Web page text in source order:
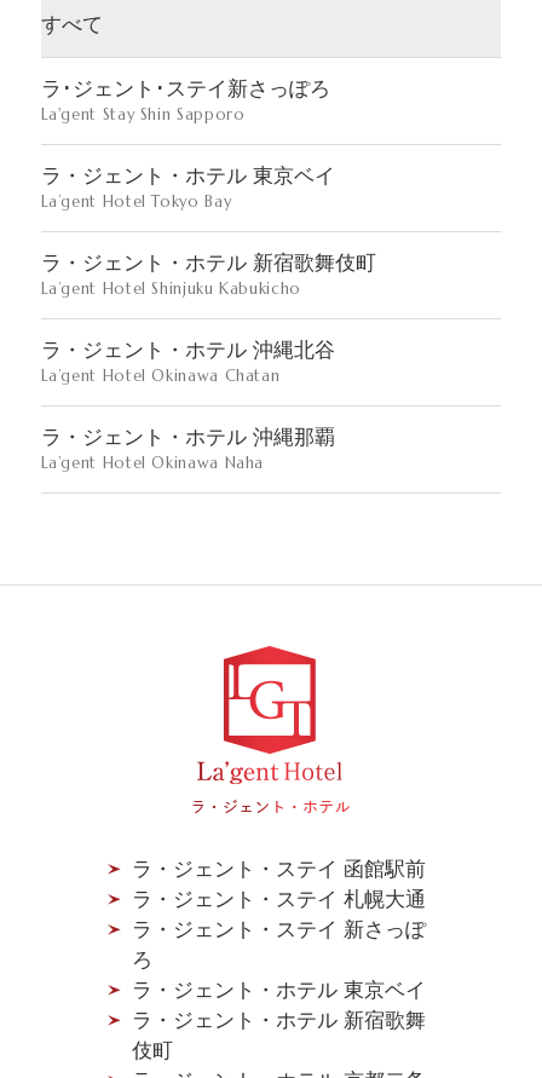
すべて
ラ･ジェント･ステイ新さっぽろ
La'gent Stay Shin Sapporo
ラ・ジェント・ホテル 東京ベイ
La’gent Hotel Tokyo Bay
ラ・ジェント・ホテル 新宿歌舞伎町
La’gent Hotel Shinjuku Kabukicho
ラ・ジェント・ホテル 沖縄北谷
La’gent Hotel Okinawa Chatan
ラ・ジェント・ホテル 沖縄那覇
La’gent Hotel Okinawa Naha
ラ・ジェント・ステイ 函館駅前
ラ・ジェント・ステイ 札幌大通
ラ・ジェント・ステイ 新さっぽ
ろ
ラ・ジェント・ホテル 東京ベイ
ラ・ジェント・ホテル 新宿歌舞
伎町